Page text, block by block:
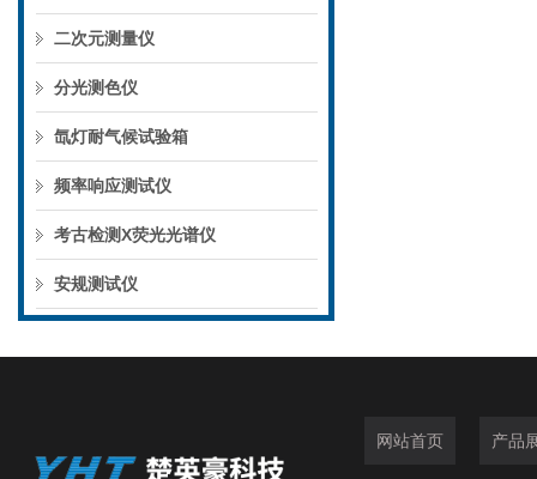
二次元测量仪
分光测色仪
氙灯耐气候试验箱
频率响应测试仪
考古检测X荧光光谱仪
安规测试仪
网站首页 产品